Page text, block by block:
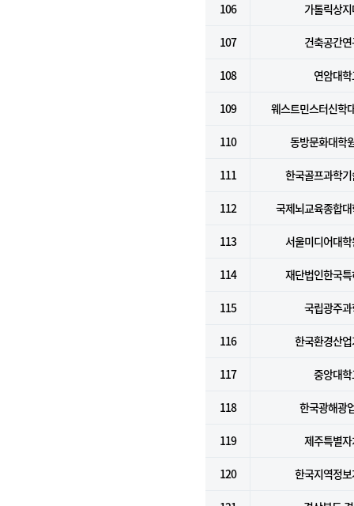
106 가톨릭상
107 건축공간
108 연암대
109 웨스트민스터신학
110 동방문화대학
111 한국골프과학
112 국제뇌교육종합
113 서울미디어대
114 재단법인한국
115 국립광주
116 한국환경산
117 중앙대
118 한국광해광
119 제주특별
120 한국지역정